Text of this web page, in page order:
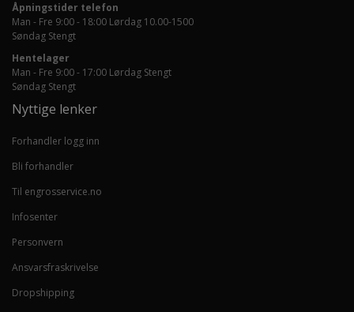
Åpningstider telefon
Man - Fre 9:00 - 18:00 Lørdag 10.00-1500
Søndag Stengt
Hentelager
Man - Fre 9:00 - 17:00 Lørdag Stengt
Søndag Stengt
Nyttige lenker
Forhandler logg inn
Bli forhandler
Til engrosservice.no
Infosenter
Personvern
Ansvarsfraskrivelse
Dropshipping